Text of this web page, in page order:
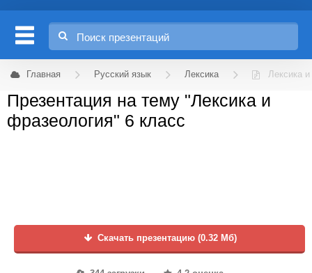
Главная Русский язык Лексика Лексика
Презентация на тему "Лексика и
фразеология" 6 класс
Скачать презентацию (0.32 Мб)